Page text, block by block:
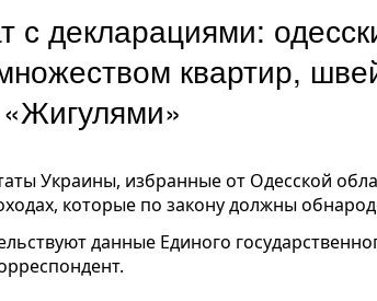
с декларациями:
квартир,
Украины, избранные от Одесской
которые по закону должны
данные Единого